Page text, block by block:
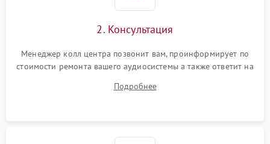
2. Консультация
Менеджер колл центра позвонит вам, проинформирует по
стоимости ремонта вашего аудиосистемы а также ответит на
Подробнее